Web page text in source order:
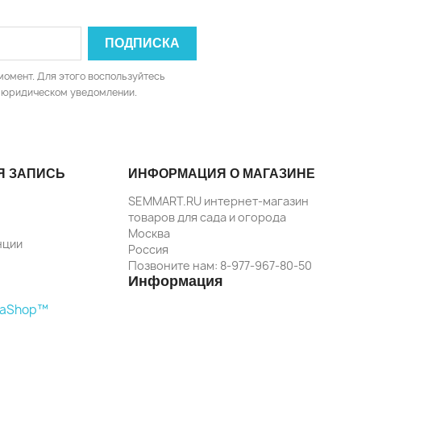
Для этого воспользуйтесь
уведомлении.
ЗАПИСЬ ИНФОРМАЦИЯ О МАГАЗИНЕ
SEMMART.RU интернет-магазин
товаров для сада и огорода
Москва
Россия
Позвоните нам: 8-977-967-80-50
Информация